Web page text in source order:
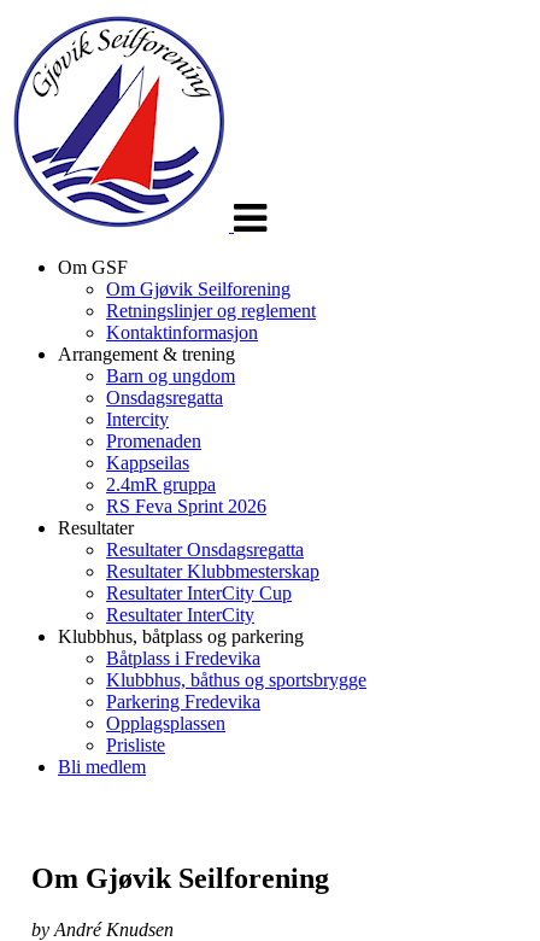
Om GSF
Om Gjøvik Seilforening
Retningslinjer og reglement
Kontaktinformasjon
Arrangement & trening
Barn og ungdom
Onsdagsregatta
Intercity
Promenaden
Kappseilas
2.4mR gruppa
RS Feva Sprint 2026
Resultater
Resultater Onsdagsregatta
Resultater Klubbmesterskap
Resultater InterCity Cup
Resultater InterCity
Klubbhus, båtplass og parkering
Båtplass i Fredevika
Klubbhus, båthus og sportsbrygge
Parkering Fredevika
Opplagsplassen
Prisliste
Bli medlem
Om Gjøvik Seilforening
by André Knudsen